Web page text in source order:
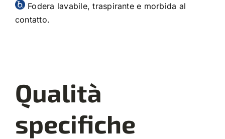
Fodera lavabile, traspirante e morbida al
contatto.
Qualità
specifiche